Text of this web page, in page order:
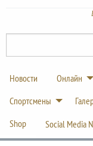
Новости Онлайн
Спортсмены
Shop
Social Media